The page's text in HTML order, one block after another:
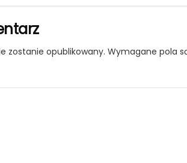
zostanie opublikowany. Wymagane pola